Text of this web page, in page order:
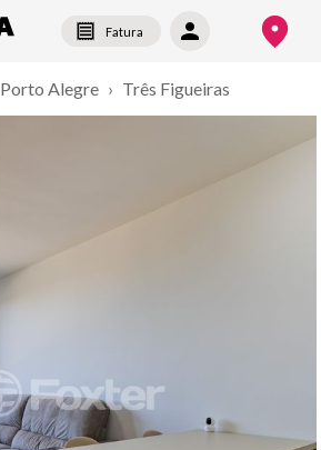
Fatura
Porto Alegre › Três Figueiras